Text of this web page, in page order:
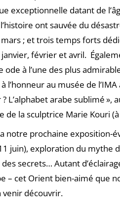
exceptionnelle datant de
ont sauvée du
; et trois temps forts
février et avril.
ode à l’une des plus
l’honneur au musée de
L’alphabet arabe sublimé »,
de la sculptrice Marie Kouri
notre prochaine exposition-
juin), exploration du mythe
secrets… Autant
– cet Orient bien-aimé que
découvrir.